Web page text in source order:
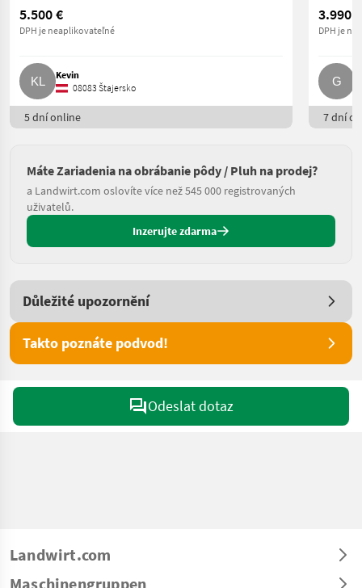
5.500 €
DPH je neaplikovateľné
Kevin
08083 Štajersko
5 dní online
3.990 €
DPH je
7 dní
Máte Zariadenia na obrábanie pôdy / Pluh na prodej?
a Landwirt.com oslovíte více než 545 000 registrovaných
uživatelů.
Inzerujte zdarma
Důležité upozornění
Takto poznáte podvod!
Odeslat dotaz
Landwirt.com
Maschinengruppen